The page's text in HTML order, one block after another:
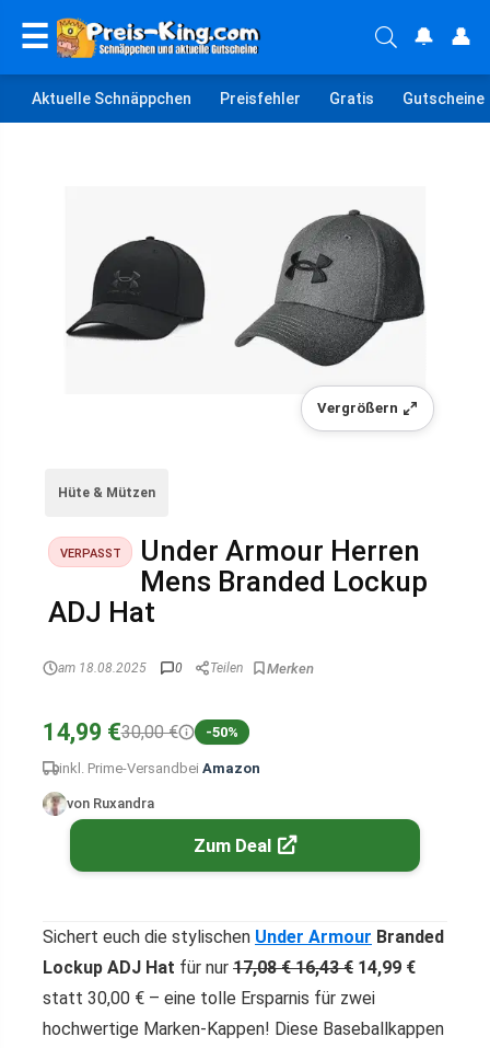
☰ 🔔 👤
Aktuelle Schnäppchen Preisfehler Gratis Gutscheine
Vergrößern
Hüte & Mützen
VERPASST
Under Armour Herren
Mens Branded Lockup
ADJ Hat
am 18.08.2025 0 Teilen
14,99 €30,00 € -50%
inkl. Prime-Versand bei Amazon
von Ruxandra
Zum Deal
Sichert euch die stylischen Under Armour Branded
Lockup ADJ Hat für nur 17,08 €16,43 € 14,99 €
statt 30,00 € – eine tolle Ersparnis für zwei
hochwertige Marken-Kappen! Diese Baseballkappen